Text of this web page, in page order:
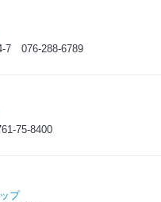
7 076-288-6789
75-8400
プ